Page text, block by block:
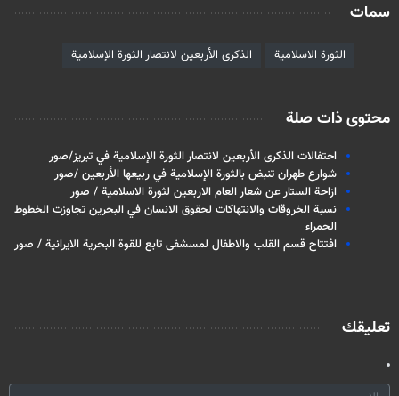
سمات
الثورة الاسلامية الذكرى الأربعين لانتصار الثورة الإسلامية
محتوى ذات صلة
احتفالات الذكرى الأربعين لانتصار الثورة الإسلامية في تبريز/صور
شوارع طهران تنبض بالثورة الإسلامية في ربيعها الأربعين /صور
ازاحة الستار عن شعار العام الاربعين لثورة الاسلامية / صور
نسبة الخروقات والانتهاكات لحقوق الانسان في البحرين تجاوزت الخطوط
الحمراء
افتتاح قسم القلب والاطفال لمسشفى تابع للقوة البحرية الايرانية / صور
تعليقك